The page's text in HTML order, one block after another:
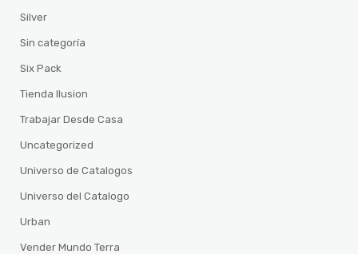
Silver
Sin categoría
Six Pack
Tienda Ilusion
Trabajar Desde Casa
Uncategorized
Universo de Catalogos
Universo del Catalogo
Urban
Vender Mundo Terra